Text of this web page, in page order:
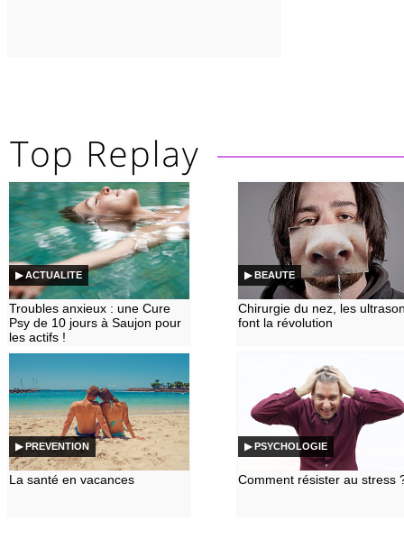
▶ ACTUALITE
Troubles anxieux : une Cure
Psy de 10 jours à Saujon pour
les actifs !
▶ BEAUTE
Chirurgie du nez, les
font la révolution
▶ PREVENTION
La santé en vacances
▶ PSYCHOLOGIE
Comment résister au stress